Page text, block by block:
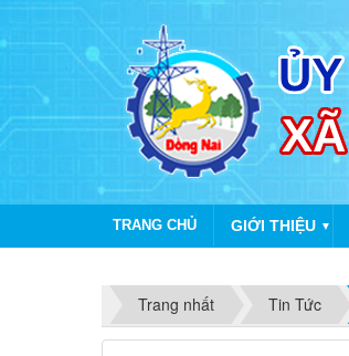
TRANG CHỦ GIỚI THIỆU ▼
Trang nhất
Tin Tức